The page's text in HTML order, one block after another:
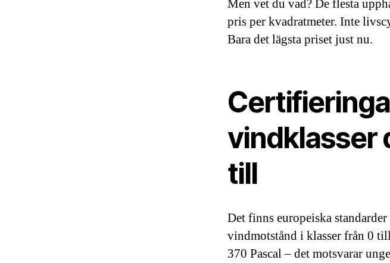
Men vet du vad? De flesta
pris per kvadratmeter. Inte
Bara det lägsta priset just nu.
vindklasser
till
Det finns europeiska
vindmotstånd i klasser från 0
370 Pascal – det motsvarar